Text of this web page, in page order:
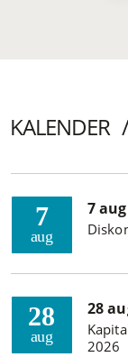
KALENDER
7
aug
7
28
aug
28
2026